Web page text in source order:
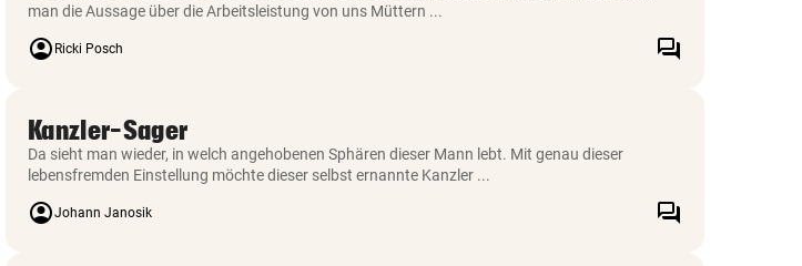
man die Aussage über die Arbeitsleistung von uns Müttern ...
account_circle Ricki Posch forum
Kanzler-Sager
Da sieht man wieder, in welch angehobenen Sphären dieser Mann lebt. Mit genau dieser
lebensfremden Einstellung möchte dieser selbst ernannte Kanzler ...
account_circleJohann Janosik forum